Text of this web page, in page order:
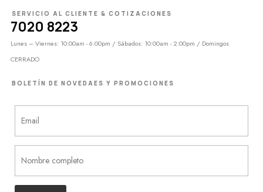
SERVICIO AL CLIENTE & COTIZACIONES
7020 8223
Lunes – Viernes: 10:00am - 6:00pm / Sábados: 10:00am - 2:00pm / Domingos
CERRADO
BOLETÍN DE NOVEDAES Y PROMOCIONES